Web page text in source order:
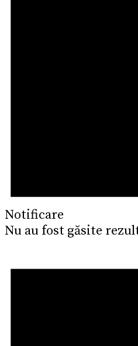
Notificare
Nu au fost găsite